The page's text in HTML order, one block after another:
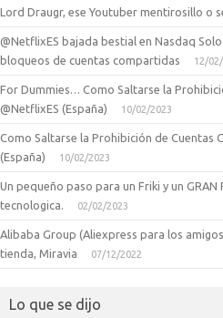
Lord Draugr, ese Youtuber mentirosillo o
@NetflixES bajada bestial en Nasdaq
bloqueos de cuentas compartidas
12/
For Dummies… Como Saltarse la
@NetflixES (España)
10/02/2023
Como Saltarse la Prohibición de Cuentas
(España)
10/02/2023
Un pequeño paso para un Friki y un GRAN
tecnologica.
02/02/2023
Alibaba Group (Aliexpress para los
tienda, Miravia
07/12/2022
Lo que se dijo